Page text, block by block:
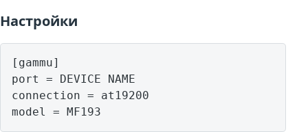
Настройки
[gammu]
port = DEVICE NAME
connection = at19200
model = MF193